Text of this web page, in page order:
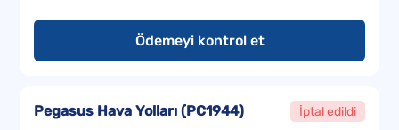
Ödemeyi kontrol et
Pegasus Hava Yolları (PC1944) İptal edildi